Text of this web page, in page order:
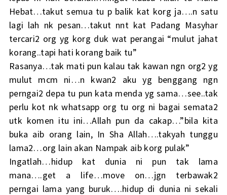
Hebat…takut semua tu p balik kat korg ja….n satu
lagi lah nk pesan…takut nnt kat Padang Masyhar
tercari2 org yg korg duk wat perangai “mulut jahat
korang..tapi hati korang baik tu”
Rasanya…tak mati pun kalau tak kawan ngn org2 yg
mulut mcm ni…n kwan2 aku yg benggang ngn
perngai2 depa tu pun kata menda yg sama…see..tak
perlu kot nk whatsapp org tu org ni bagai semata2
utk komen itu ini…Allah pun da cakap…”bila kita
buka aib orang lain, In Sha Allah….takyah tunggu
lama2…org lain akan Nampak aib korg pulak”
Ingatlah…hidup kat dunia ni pun tak lama
mana….get a life…move on…jgn terbawak2
perngai lama yang buruk….hidup di dunia ni sekali